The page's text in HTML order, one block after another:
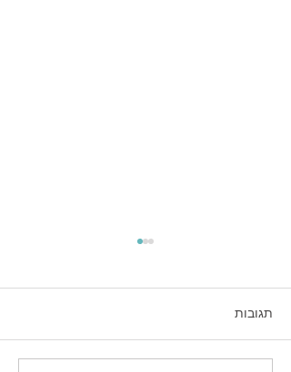
תגובות